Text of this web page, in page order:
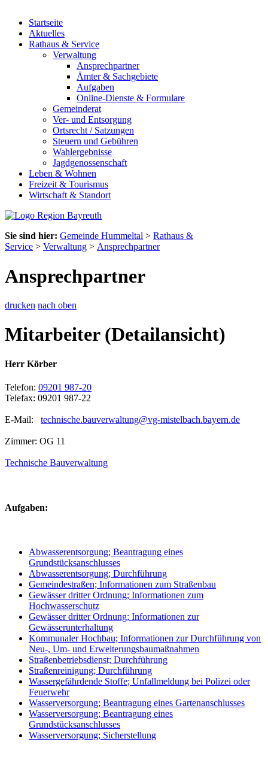
Startseite
Aktuelles
Rathaus & Service
Verwaltung
Ansprechpartner
Ämter & Sachgebiete
Aufgaben
Online-Dienste & Formulare
Gemeinderat
Ver- und Entsorgung
Ortsrecht / Satzungen
Steuern und Gebühren
Wahlergebnisse
Jagdgenossenschaft
Leben & Wohnen
Freizeit & Tourismus
Wirtschaft & Standort
Sie sind hier: Gemeinde Hummeltal > Rathaus &
Service > Verwaltung > Ansprechpartner
Ansprechpartner
drucken nach oben
Mitarbeiter (Detailansicht)
Herr Körber
Telefon: 09201 987-20
Telefax: 09201 987-22
E-Mail: technische.bauverwaltung@vg-mistelbach.bayern.de
Zimmer: OG 11
Technische Bauverwaltung
Aufgaben:
Abwasserentsorgung; Beantragung eines
Grundstücksanschlusses
Abwasserentsorgung; Durchführung
Gemeindestraßen; Informationen zum Straßenbau
Gewässer dritter Ordnung; Informationen zum
Hochwasserschutz
Gewässer dritter Ordnung; Informationen zur
Gewässerunterhaltung
Kommunaler Hochbau; Informationen zur Durchführung von
Neu-, Um- und Erweiterungsbaumaßnahmen
Straßenbetriebsdienst; Durchführung
Straßenreinigung; Durchführung
Wassergefährdende Stoffe; Unfallmeldung bei Polizei oder
Feuerwehr
Wasserversorgung; Beantragung eines Gartenanschlusses
Wasserversorgung; Beantragung eines
Grundstücksanschlusses
Wasserversorgung; Sicherstellung